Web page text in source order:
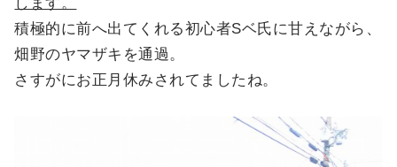
積極的に前へ出てくれる初心者Sベ氏に甘えながら、
畑野のヤマザキを通過。
さすがにお正月休みされてましたね。